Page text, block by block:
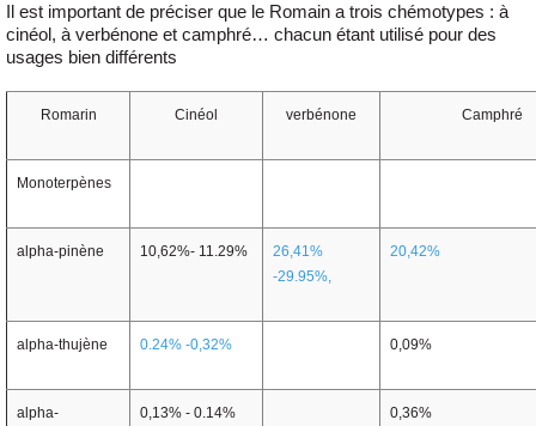
Il est important de préciser que le Romain a trois chémotypes : à
cinéol, à verbénone et camphré… chacun étant utilisé pour des
usages bien différents
Romarin Cinéol verbénone Camphré
Monoterpènes
alpha-pinène 10,62%- 11.29%
26,41%
-29.95%,
20,42%
alpha-thujène 0.24% -0,32% 0,09%
alpha-
0,13% - 0.14% 0,36%